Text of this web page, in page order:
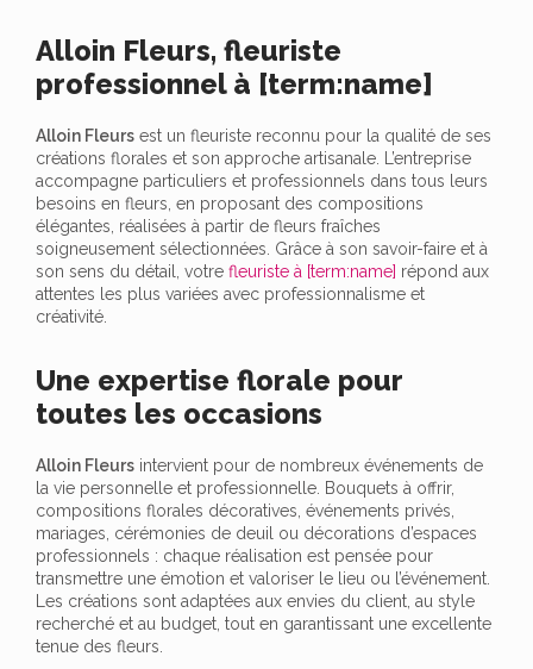
Alloin Fleurs, fleuriste
professionnel à [term:name]
Alloin Fleurs est un fleuriste reconnu pour la qualité de ses
créations florales et son approche artisanale. L’entreprise
accompagne particuliers et professionnels dans tous leurs
besoins en fleurs, en proposant des compositions
élégantes, réalisées à partir de fleurs fraîches
soigneusement sélectionnées. Grâce à son savoir-faire et à
son sens du détail, votre fleuriste à [term:name] répond aux
attentes les plus variées avec professionnalisme et
créativité.
Une expertise florale pour
toutes les occasions
Alloin Fleurs intervient pour de nombreux événements de
la vie personnelle et professionnelle. Bouquets à offrir,
compositions florales décoratives, événements privés,
mariages, cérémonies de deuil ou décorations d’espaces
professionnels : chaque réalisation est pensée pour
transmettre une émotion et valoriser le lieu ou l’événement.
Les créations sont adaptées aux envies du client, au style
recherché et au budget, tout en garantissant une excellente
tenue des fleurs.